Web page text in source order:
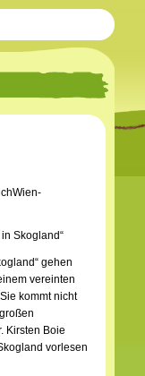
Skogland“
gehen
vereinten
kommt nicht
Kirsten Boie
vorlesen